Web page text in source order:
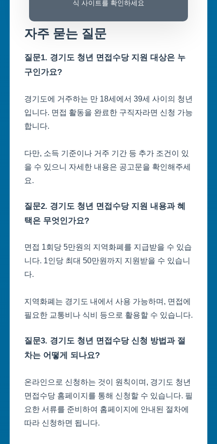
식 사이트를 확인하세요
자주 묻는 질문
질문1. 경기도 청년 면접수당 지원 대상은 누
구인가요?
경기도에 거주하는 만 18세에서 39세 사이의 청년
입니다. 면접 활동을 완료한 구직자라면 신청 가능
합니다.
다만, 소득 기준이나 거주 기간 등 추가 조건이 있
을 수 있으니 자세한 내용은 공고문을 확인해주세
요.
질문2. 경기도 청년 면접수당 지원 내용과 혜
택은 무엇인가요?
면접 1회당 5만원의 지역화폐를 지급받을 수 있습
니다. 1인당 최대 50만원까지 지원받을 수 있습니
다.
지역화폐는 경기도 내에서 사용 가능하며, 면접에
필요한 교통비나 식비 등으로 활용할 수 있습니다.
질문3. 경기도 청년 면접수당 신청 방법과 절
차는 어떻게 되나요?
온라인으로 신청하는 것이 원칙이며, 경기도 청년
면접수당 홈페이지를 통해 신청할 수 있습니다. 필
요한 서류를 준비하여 홈페이지에 안내된 절차에
따라 신청하면 됩니다.